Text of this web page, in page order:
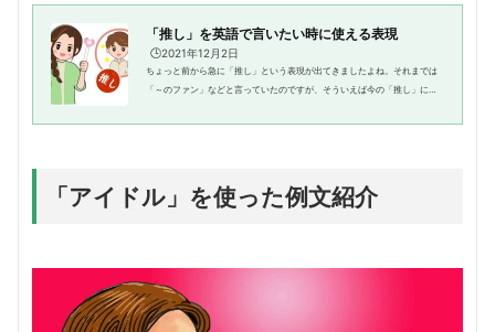
「推し」を英語で言いたい時に使える表現
🕒️2021年12月2日
ちょっと前から急に「推し」という表現が出てきましたよね。それまでは
「～のファン」などと言っていたのですが、そういえば今の「推し」に当
でしょう。尊い推しについて語...
「アイドル」を使った例文紹介